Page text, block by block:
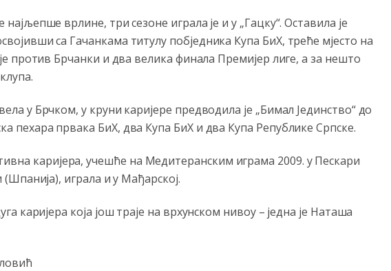
врлине, три сезоне играла је и у „Гацку“. Оставила је
са Гачанкама титулу побједника Купа БиХ, треће мјесто на
против Брчанки и два велика финала Премијер лиге, а за нешто
у Брчком, у круни каријере предводила је „Бимал Јединство“ до
пехара првака БиХ, два Купа БиХ и два Купа Републике Српске.
каријера, учешће на Медитеранским играма 2009. у Пескари
играла и у Мађарској.
каријера која још траје на врхунском нивоу – једна је Наташа